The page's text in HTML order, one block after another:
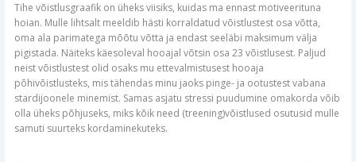
Tihe võistlusgraafik on üheks viisiks, kuidas ma ennast motiveerituna
hoian. Mulle lihtsalt meeldib hästi korraldatud võistlustest osa võtta,
oma ala parimatega mõõtu võtta ja endast seeläbi maksimum välja
pigistada. Näiteks käesoleval hooajal võtsin osa 23 võistlusest. Paljud
neist võistlustest olid osaks mu ettevalmistusest hooaja
põhivõistlusteks, mis tähendas minu jaoks pinge- ja ootustest vabana
stardijoonele minemist. Samas asjatu stressi puudumine omakorda võib
olla üheks põhjuseks, miks kõik need (treening)võistlused osutusid mulle
samuti suurteks kordaminekuteks.